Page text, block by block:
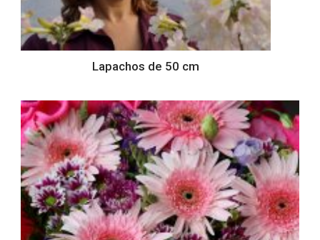
Lapachos de 50 cm